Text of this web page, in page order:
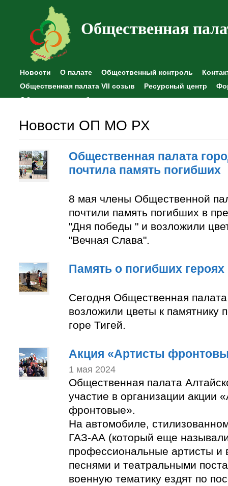
Общественная
Новости О палате Общественный контроль
Общественная палата VII созыв
Ресурсный центр
Общественные наблюдения
Новости ОП МО РХ
Общественная палата
почтила память погибших
8 мая члены Общественной
почтили память погибших в
"Дня победы " и возложили
"Вечная Слава".
Память о погибших героях
Сегодня Общественная
возложили цветы к памятнику
горе Тигей.
Акция «Артисты
1 мая 2024
Общественная палата
участие в организации акции
фронтовые».
На автомобиле,
ГАЗ-АА (который еще
профессиональные артисты и
песнями и театральными
военную тематику ездят по